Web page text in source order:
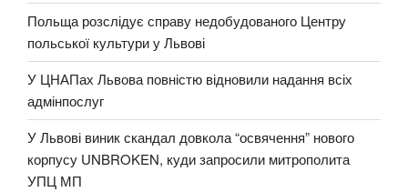
Польща розслідує справу недобудованого Центру
польської культури у Львові
У ЦНАПах Львова повністю відновили надання всіх
адмінпослуг
У Львові виник скандал довкола “освячення” нового
корпусу UNBROKEN, куди запросили митрополита
УПЦ МП